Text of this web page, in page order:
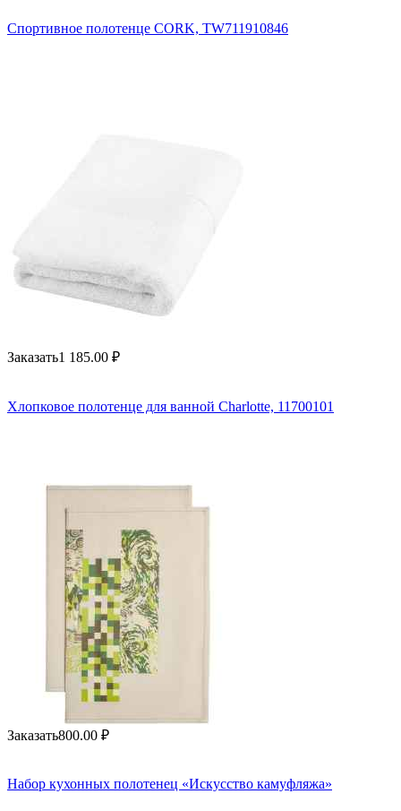
Спортивное полотенце CORK, TW711910846
Заказать1 185.00 ₽
Хлопковое полотенце для ванной Charlotte, 11700101
Заказать800.00 ₽
Набор кухонных полотенец «Искусство камуфляжа»